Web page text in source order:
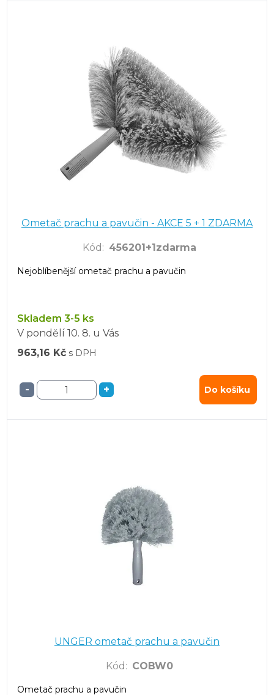
Ometač prachu a pavučin - AKCE 5 + 1 ZDARMA
Kód : 456201+1zdarma
Nejoblíbenější ometač prachu a pavučin
Skladem 3-5 ks
V pondělí 10. 8. u Vás
963,16 Kč s DPH
- + Do košíku
UNGER ometač prachu a pavučin
Kód : COBW0
Ometač prachu a pavučin